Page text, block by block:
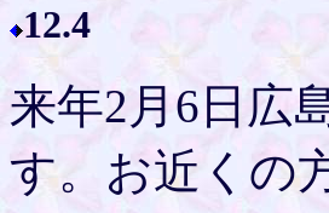
12.4
来年2月6日広
す。お近くの